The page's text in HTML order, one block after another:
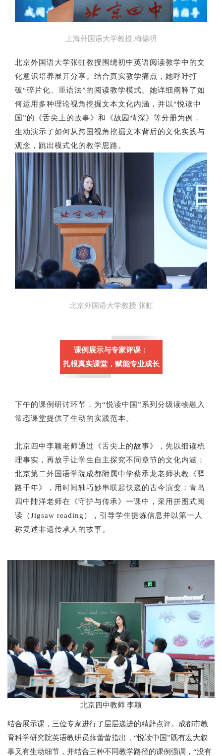
上海外国语大学教授 梅德明
北京外国语大学张虹教授围绕初中英语阅读教学中的文
化意识培养展开分享。结合真实教学痛点，她呼吁打
破“碎片化、重语法”的阅读教学模式。她详细阐释了如
何运用多种理论视角挖掘文本文化内涵，并以“悦读中
国”的《舌尖上的故事》和《故园情深》等分册为例，
生动演示了如何从跨国视角挖掘文本背后的文化实践与
观念，跳出模式化的教学思路。
北京外国语大学教授 张虹
课例展示与专家评课：
扎根真实课堂，赋能专业成长
下午的课例研讨环节，为“悦读中国”系列分级读物融入
常态课堂提供了生动的实践范本。
北京四中李颖老师通过《舌尖上的故事》，先以细读梳
理事实，再放手让学生自主探究不同章节的文化内涵；
北京第二外国语学院成都附属中学蔡承龙老师执教《驿
路千年》，用时间轴巧妙串联起快递的古今演变；青岛
四中陆洋老师在《守护与传承》一课中，采用拼图式阅
读（Jigsaw reading），引导学生提炼信息并以第一人
称复述非遗传承人的故事。
北京四中教师 李颖
结合展示课，三位专家进行了层层递进的精辟点评。成都市教
育科学研究院英语教研员薛蕾蕾指出，“悦读中国”既有宏大叙
事又有生动细节，并结合三种不同教学路径的课例强调，“没有